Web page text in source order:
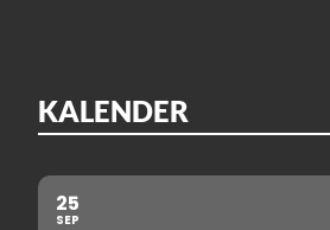
KALENDER
25
SEP